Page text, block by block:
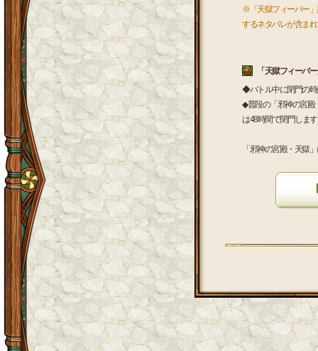
※「天獄フィーバー」
するネタバレが含ま
「天獄フィーバ
◆バトル中に閉門の時
◆普段の「邪神の宮殿
は48時間で閉門しま
「邪神の宮殿・天獄